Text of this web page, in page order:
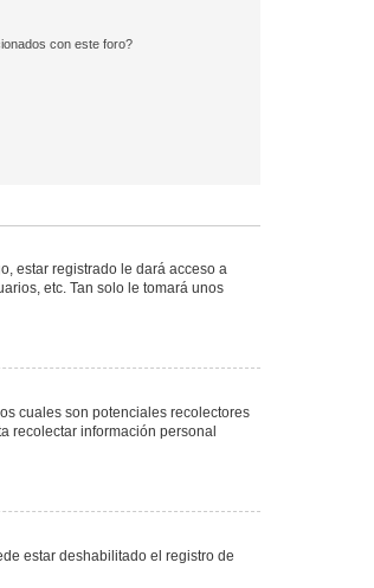
con este foro?
estar registrado le dará acceso a
etc. Tan solo le tomará unos
cuales son potenciales recolectores
recolectar información personal
estar deshabilitado el registro de